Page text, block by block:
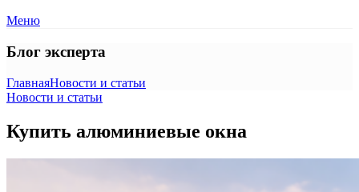
Меню
Блог эксперта
ГлавнаяНовости и статьи
Новости и статьи
Купить алюминиевые окна